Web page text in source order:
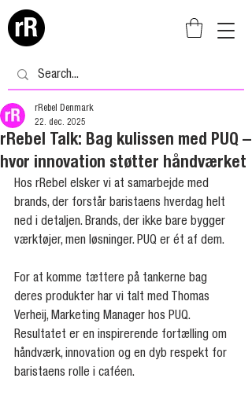
rRebel Talk: Bag kulissen med PUQ –
hvor innovation støtter håndværket
rRebel Denmark
22. dec. 2025
Hos rRebel elsker vi at samarbejde med
brands, der forstår baristaens hverdag helt
ned i detaljen. Brands, der ikke bare bygger
værktøjer, men løsninger. PUQ er ét af dem.
For at komme tættere på tankerne bag
deres produkter har vi talt med Thomas
Verheij, Marketing Manager hos PUQ.
Resultatet er en inspirerende fortælling om
håndværk, innovation og en dyb respekt for
baristaens rolle i caféen.